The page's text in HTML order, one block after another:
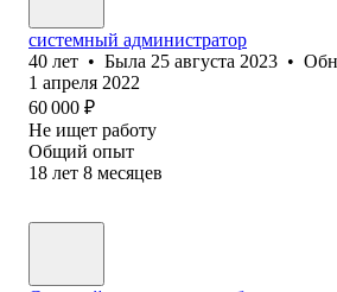
системный администратор
40 лет • Была 25 августа 2023 •
1 апреля 2022
60 000 ₽
Не ищет работу
Общий опыт
18 лет 8 месяцев